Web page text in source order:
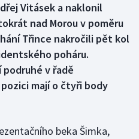
Vitásek a naklonil
nad Morou v poměru
Třince nakročili pět kol
poháru.
v řadě
mají o čtyři body
beka Šimka,